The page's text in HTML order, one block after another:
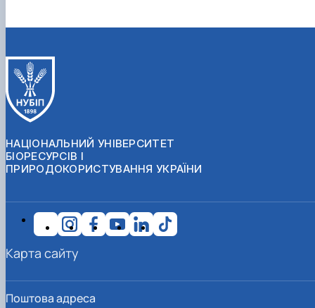
НАЦІОНАЛЬНИЙ УНІВЕРСИТЕТ
БІОРЕСУРСІВ І
ПРИРОДОКОРИСТУВАННЯ УКРАЇНИ
Поштова адреса
Карта сайту